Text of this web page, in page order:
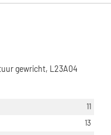
gewricht, L23A04
11
13